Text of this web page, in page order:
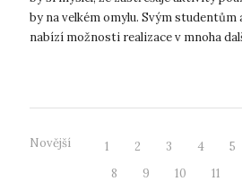
by na velkém omylu. Svým
nabízí možnosti realizace v mnoha
Novější 1 2 3 4 5
8
9 10 11